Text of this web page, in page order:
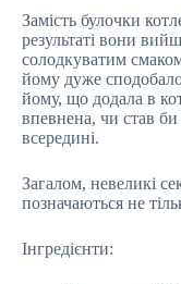
Замість булочки
результаті вони
солодкуватим
йому дуже
йому, що додала в
впевнена, чи став
всередині.
Загалом, невеликі
позначаються не
Інгредієнти: